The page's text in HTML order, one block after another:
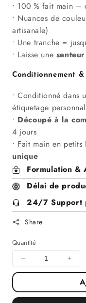
• 100 % fait main –
• Nuances de
artisanale)
• Une tranche =
• Laisse une
Conditionnement
• Conditionné dans
étiquetage
• Découpé à la
4 jours
• Fait main en
unique
Formulation &
Délai de
24/7 Support
Share
Quantité
Diminuer
la
pour
la
pour